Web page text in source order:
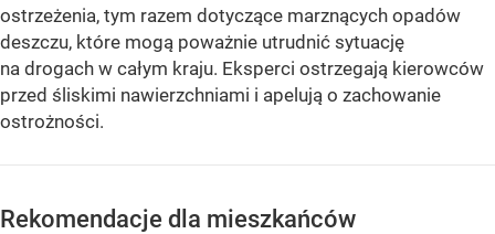
ostrzeżenia, tym razem dotyczące marznących opadów
deszczu, które mogą poważnie utrudnić sytuację
na drogach w całym kraju. Eksperci ostrzegają kierowców
przed śliskimi nawierzchniami i apelują o zachowanie
ostrożności.
Rekomendacje dla mieszkańców